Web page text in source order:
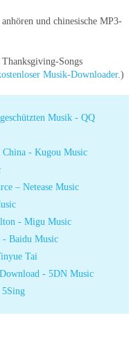
und chinesische MP3-
Songs
Musik-Downloader.)
Musik - QQ
China - Kugou Music
– Netease Music
- Migu Music
- Baidu Music
Tai
- 5DN Music
5Sing